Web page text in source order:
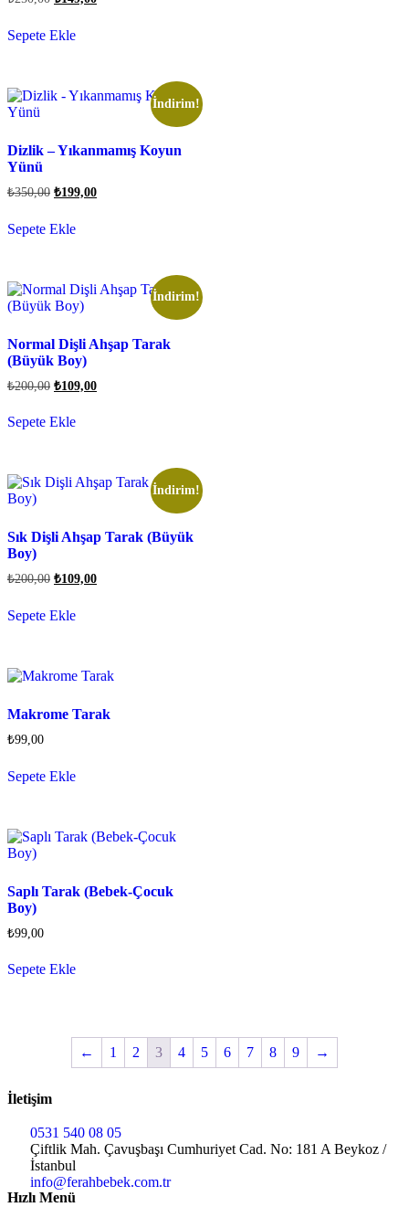
Sepete Ekle
İndirim!
Dizlik – Yıkanmamış Koyun
Yünü
₺350,00 ₺199,00
Sepete Ekle
İndirim!
Normal Dişli Ahşap Tarak
(Büyük Boy)
₺200,00 ₺109,00
Sepete Ekle
İndirim!
Sık Dişli Ahşap Tarak (Büyük
Boy)
₺200,00 ₺109,00
Sepete Ekle
Makrome Tarak
₺99,00
Sepete Ekle
Saplı Tarak (Bebek-Çocuk
Boy)
₺99,00
Sepete Ekle
← 1 2 3 4 5 6 7 8 9 →
Hızlı Menü
İletişim
0531 540 08 05
Çiftlik Mah. Çavuşbaşı Cumhuriyet Cad. No: 181 A Beykoz /
İstanbul
info@ferahbebek.com.tr